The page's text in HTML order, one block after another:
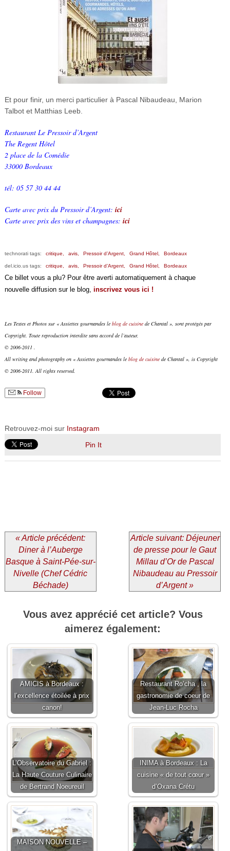
Et pour finir, un merci particulier à Pascal Nibaudeau, Marion
Talbot et Matthias Leeb.
Restaurant Le Pressoir d’Argent
The Regent Hôtel
2 place de la Comédie
33000 Bordeaux
tél: 05 57 30 44 44
Carte avec prix du Pressoir d’Argent: ici
Carte avec prix des vins et champagnes: ici
technorati tags: critique, avis, Pressoir d’Argent, Grand Hôtel, Bordeaux
del.icio.us tags: critique, avis, Pressoir d’Argent, Grand Hôtel, Bordeaux
Ce billet vous a plu? Pour être averti automatiquement à chaque
nouvelle diffusion sur le blog, inscrivez vous ici !
Les Textes et Photos sur « Assiettes gourmandes le blog de cuisinede Chantal », sont protégés par
Copyright. Toute reproduction interdite sans accord de l’auteur.
© 2006-2011 .
All writing and photography on « Assiettes gourmandes le blog de cuisinede Chantal », is Copyright
© 2006-2011. All rights reserved.
Follow
Retrouvez-moi sur Instagram
Pin It
« Article précédent:
Diner à l’Auberge
Basque à Saint-Pée-sur-
Nivelle (Chef Cédric
Béchade)
Article suivant: Déjeuner
de presse pour le Gaut
Millau d’Or de Pascal
Nibaudeau au Pressoir
d’Argent »
Vous avez apprécié cet article? Vous
aimerez également:
AMICIS à Bordeaux :
l’excellence étoilée à prix
canon!
Restaurant Ro’cha , la
gastronomie de coeur de
Jean-Luc Rocha
L’Observatoire du Gabriel :
La Haute Couture Culinaire
de Bertrand Noeureuil
INIMA à Bordeaux : La
cuisine « de tout cœur »
d’Oxana Crétu
MAISON NOUVELLE –